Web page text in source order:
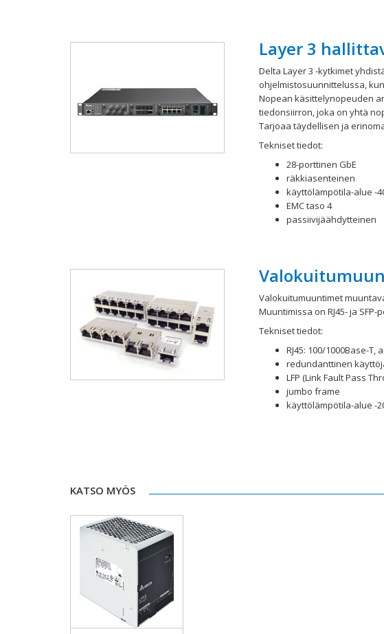
Layer 3
Delta Layer 3 -kytkimet
ohjelmistosuunnittelussa,
Nopean käsittelynopeuden
tiedonsiirron, joka on yhtä
Tarjoaa täydellisen ja
Tekniset tiedot:
28-porttinen GbE
räkkiasenteinen
käyttölämpötila-alue -
EMC taso 4
passiivijäähdytteinen
Valokuitumuuntimet
Muuntimissa on RJ45- ja SFP-
Tekniset tiedot:
RJ45: 100/1000Base-T,
redundanttinen
LFP (Link Fault Pass
jumbo frame
käyttölämpötila-alue -
KATSO MYÖS